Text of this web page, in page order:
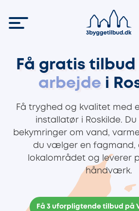
Få gratis tilbud
arbejde i
Få tryghed og kvalitet med
installatør i Roskilde.
bekymringer om vand,
du vælger en fagmand,
lokalområdet og leverer
håndværk.
Få 3 uforpligtende tilbud på